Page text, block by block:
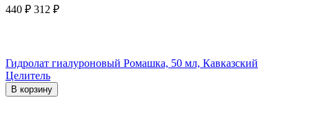
440 ₽ 312 ₽
Гидролат гиалуроновый Ромашка, 50 мл, Кавказский
Целитель
В корзину